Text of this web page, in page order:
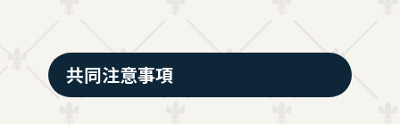
共同注意事項